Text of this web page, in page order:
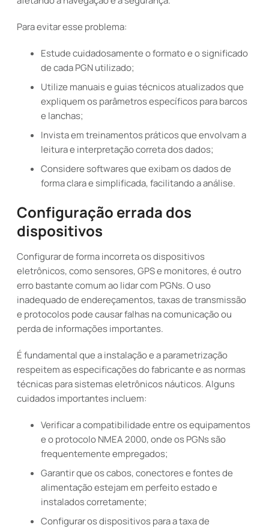
Para evitar esse problema:
Estude cuidadosamente o formato e o significado
de cada PGN utilizado;
Utilize manuais e guias técnicos atualizados que
expliquem os parâmetros específicos para barcos
e lanchas;
Invista em treinamentos práticos que envolvam a
leitura e interpretação correta dos dados;
Considere softwares que exibam os dados de
forma clara e simplificada, facilitando a análise.
Configuração errada dos
dispositivos
Configurar de forma incorreta os dispositivos
eletrônicos, como sensores, GPS e monitores, é outro
erro bastante comum ao lidar com PGNs. O uso
inadequado de endereçamentos, taxas de transmissão
e protocolos pode causar falhas na comunicação ou
perda de informações importantes.
É fundamental que a instalação e a parametrização
respeitem as especificações do fabricante e as normas
técnicas para sistemas eletrônicos náuticos. Alguns
cuidados importantes incluem:
Verificar a compatibilidade entre os equipamentos
e o protocolo NMEA 2000, onde os PGNs são
frequentemente empregados;
Garantir que os cabos, conectores e fontes de
alimentação estejam em perfeito estado e
instalados corretamente;
Configurar os dispositivos para a taxa de